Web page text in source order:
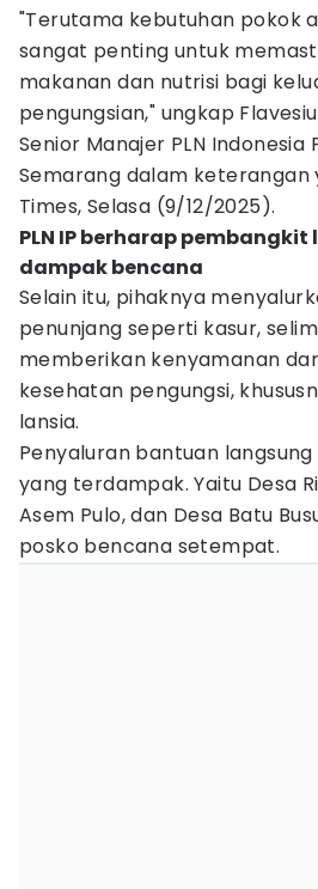
"Terutama kebutuhan pokok
sangat penting untuk
makanan dan nutrisi bagi
pengungsian," ungkap
Senior Manajer PLN Indonesia
Semarang dalam keterangan
Times, Selasa (9/12/2025).
PLN IP berharap
dampak bencana
Selain itu, pihaknya
penunjang seperti kasur,
memberikan kenyamanan
kesehatan pengungsi,
lansia.
Penyaluran bantuan
yang terdampak. Yaitu Desa
Asem Pulo, dan Desa Batu
posko bencana setempat.